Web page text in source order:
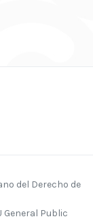
del Derecho de
General Public